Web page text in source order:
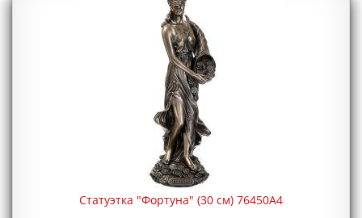
Статуэтка "Фортуна" (30 см) 76450A4